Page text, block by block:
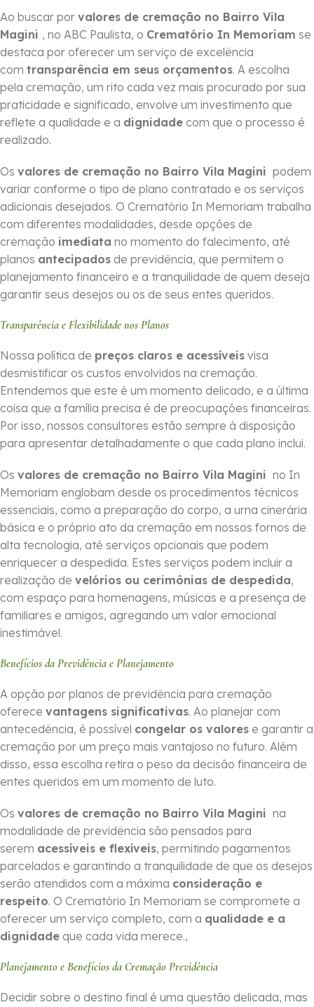
Ao buscar por valores de cremação no Bairro Vila
Magini , no ABC Paulista, o Crematório In Memoriam se
destaca por oferecer um serviço de excelência
com transparência em seus orçamentos. A escolha
pela cremação, um rito cada vez mais procurado por sua
praticidade e significado, envolve um investimento que
reflete a qualidade e a dignidade com que o processo é
realizado.
Os valores de cremação no Bairro Vila Magini podem
variar conforme o tipo de plano contratado e os serviços
adicionais desejados. O Crematório In Memoriam trabalha
com diferentes modalidades, desde opções de
cremação imediata no momento do falecimento, até
planos antecipados de previdência, que permitem o
planejamento financeiro e a tranquilidade de quem deseja
garantir seus desejos ou os de seus entes queridos.
Transparência e Flexibilidade nos Planos
Nossa política de preços claros e acessíveis visa
desmistificar os custos envolvidos na cremação.
Entendemos que este é um momento delicado, e a última
coisa que a família precisa é de preocupações financeiras.
Por isso, nossos consultores estão sempre à disposição
para apresentar detalhadamente o que cada plano inclui.
Os valores de cremação no Bairro Vila Magini no In
Memoriam englobam desde os procedimentos técnicos
essenciais, como a preparação do corpo, a urna cinerária
básica e o próprio ato da cremação em nossos fornos de
alta tecnologia, até serviços opcionais que podem
enriquecer a despedida. Estes serviços podem incluir a
realização de velórios ou cerimônias de despedida,
com espaço para homenagens, músicas e a presença de
familiares e amigos, agregando um valor emocional
inestimável.
Benefícios da Previdência e Planejamento
A opção por planos de previdência para cremação
oferece vantagens significativas. Ao planejar com
antecedência, é possível congelar os valores e garantir a
cremação por um preço mais vantajoso no futuro. Além
disso, essa escolha retira o peso da decisão financeira de
entes queridos em um momento de luto.
Os valores de cremação no Bairro Vila Magini na
modalidade de previdência são pensados para
serem acessíveis e flexíveis, permitindo pagamentos
parcelados e garantindo a tranquilidade de que os desejos
serão atendidos com a máxima consideração e
respeito. O Crematório In Memoriam se compromete a
oferecer um serviço completo, com a qualidade e a
dignidade que cada vida merece.,
Planejamento e Benefícios da Cremação Previdência
Decidir sobre o destino final é uma questão delicada, mas